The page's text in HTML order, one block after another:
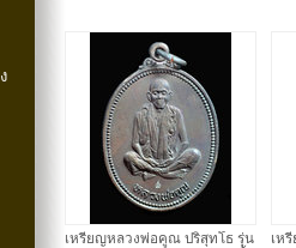
เหรียญหลวงพ่อคูณ ปริสุทโธ รุ่น
เห